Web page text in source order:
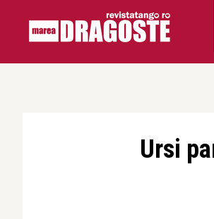
Ursi